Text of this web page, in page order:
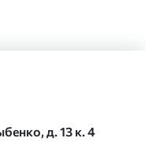
д. 13 к. 4